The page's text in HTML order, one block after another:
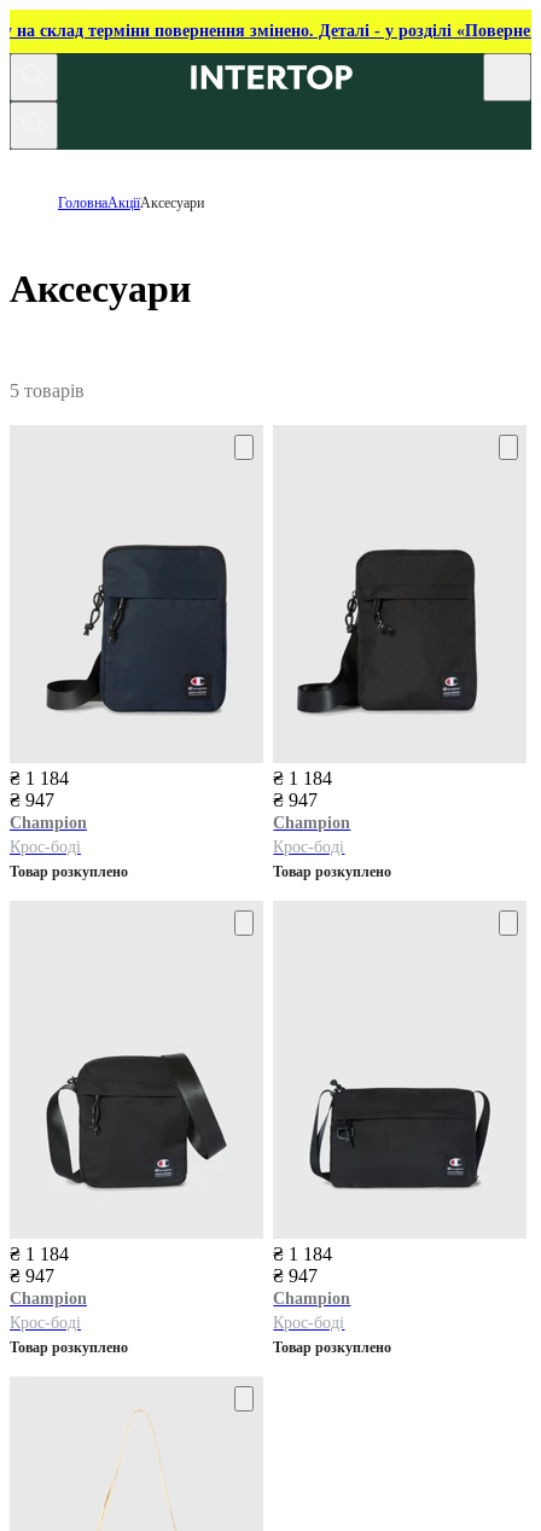
на склад терміни повернення змінено. Деталі - у розділі
ГоловнаАкціїАксесуари
Аксесуари
5 товарів
₴ 1 184
₴ 947
Champion
Крос-боді
Товар розкуплено
₴ 1 184
₴ 947
Champion
Крос-боді
Товар розкуплено
₴ 1 184
₴ 947
Champion
Крос-боді
Товар розкуплено
₴ 1 184
₴ 947
Champion
Крос-боді
Товар розкуплено